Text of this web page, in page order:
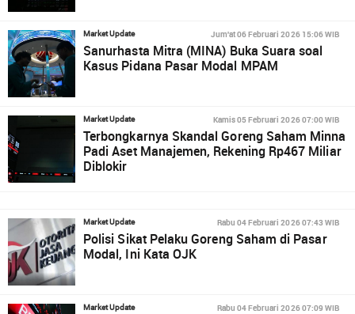
Market Update Jum'at 06 Februari 2026 15:06 WIB
Sanurhasta Mitra (MINA) Buka Suara soal
Kasus Pidana Pasar Modal MPAM
Market Update Kamis 05 Februari 2026 07:00 WIB
Terbongkarnya Skandal Goreng Saham Minna
Padi Aset Manajemen, Rekening Rp467 Miliar
Diblokir
Market Update Rabu 04 Februari 2026 07:43 WIB
Polisi Sikat Pelaku Goreng Saham di Pasar
Modal, Ini Kata OJK
Market Update Rabu 04 Februari 2026 07:09 WIB